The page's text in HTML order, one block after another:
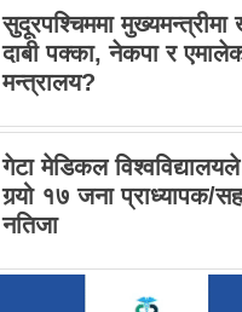
सुदूरपश्चिममा
दाबी पक्का, नेकपा र
मन्त्रालय?
गेटा मेडिकल
गर्‍यो १७ जना प्राध्यापक/
नतिजा